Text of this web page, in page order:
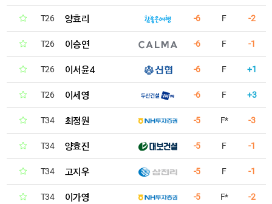
T26 양효리 -6 F -2
T26 이승연 -6 F -1
T26 이서윤4 -6 F +1
T26 이세영 -6 F +3
T34 최정원 -5 F* -3
T34 양효진 -5 F -1
T34 고지우 -5 F -1
T34 이가영 -5 F* -2